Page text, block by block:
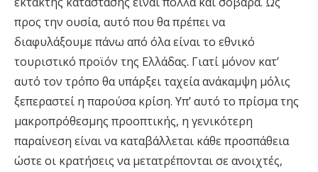
προς την ουσία, αυτό που θα πρέπει να
διαφυλάξουµε πάνω από όλα είναι το εθνικό
τουριστικό προϊόν της Ελλάδας. Γιατί µόνον κατ’
αυτό τον τρόπο θα υπάρξει ταχεία ανάκαµψη µόλις
ξεπεραστεί η παρούσα κρίση. Υπ’ αυτό το πρίσµα της
µακροπρόθεσµης προοπτικής, η γενικότερη
παραίνεση είναι να καταβάλλεται κάθε προσπάθεια
ώστε οι κρατήσεις να µετατρέπονται σε ανοιχτές,